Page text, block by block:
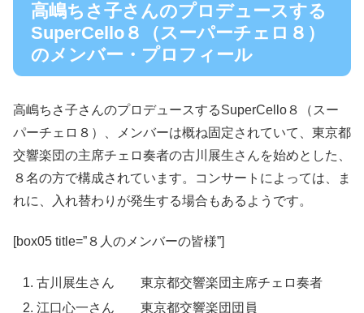
高嶋ちさ子さんのプロデュースする
SuperCello８（スーパーチェロ８）
のメンバー・プロフィール
高嶋ちさ子さんのプロデュースするSuperCello８（スー
パーチェロ８）、メンバーは概ね固定されていて、東京都
交響楽団の主席チェロ奏者の古川展生さんを始めとした、
８名の方で構成されています。コンサートによっては、ま
れに、入れ替わりが発生する場合もあるようです。
[box05 title=”８人のメンバーの皆様”]
古川展生さん 東京都交響楽団主席チェロ奏者
江口心一さん 東京都交響楽団団員